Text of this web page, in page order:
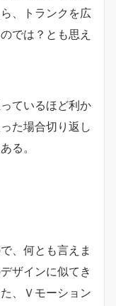
、トランクを広
では？とも思え
ているほど利か
た場合切り返し
る。
、何とも言えま
ザインに似てき
、Ｖモーション